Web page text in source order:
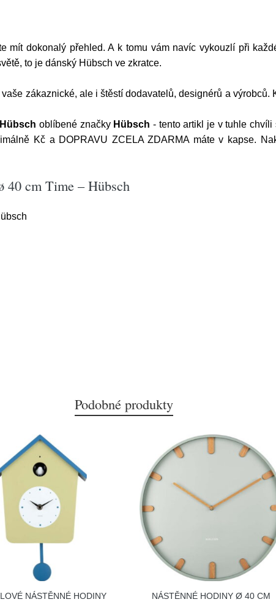
mít dokonalý přehled. A k tomu vám navíc vykouzlí při
to je dánský Hübsch ve zkratce.
zákaznické, ale i štěstí dodavatelů, designérů a výrobců.
oblíbené značky Hübsch - tento artikl je v tuhle chvíli
Kč a DOPRAVU ZCELA ZDARMA máte v kapse.
40 cm Time – Hübsch
Podobné produkty
NÁSTĚNNÉ HODINY
NÁSTĚNNÉ HODINY Ø 40 CM